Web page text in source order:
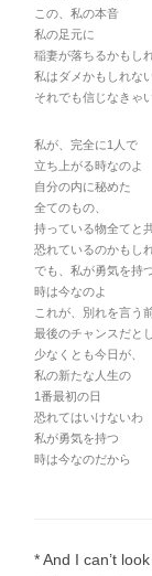
この、私の本音
私の足元に
稲妻が落ちるかもし
私はダメかもしれな
それでも信じなきゃ
私が、完全に1人で
立ち上がる時なのよ
自分の内に秘めた
全てのもの、
持っている物全てと
恐れているのかもし
でも、私が勇気を持
時は今なのよ
これが、別れを言う
最後のチャンスだと
少なくとも今日が、
私の新たな人生の
1番最初の日
恐れてはいけないわ
私が勇気を持つ
時は今なのだから
* And I can’t